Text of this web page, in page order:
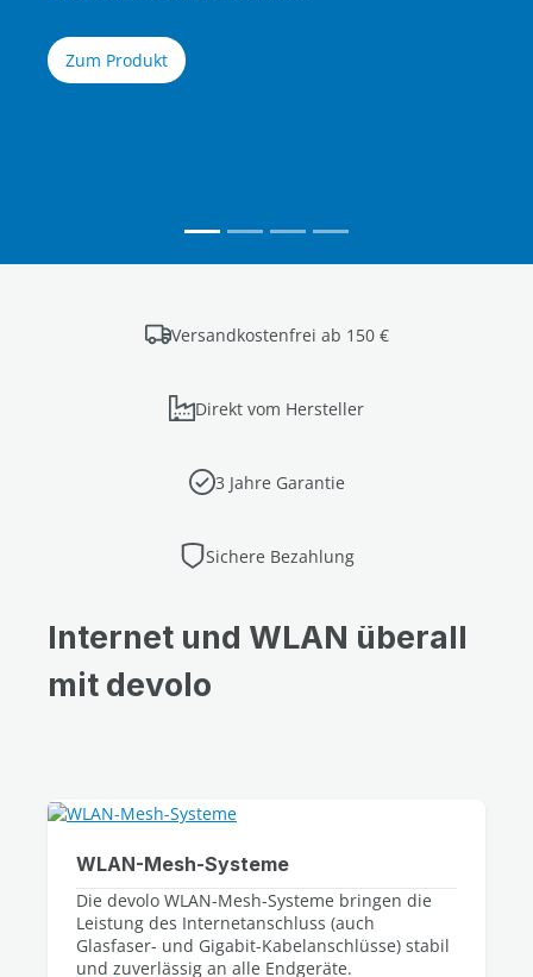
Zum Produkt
Versandkostenfrei ab 150 €
Direkt vom Hersteller
3 Jahre Garantie
Sichere Bezahlung
Internet und WLAN überall
mit devolo
WLAN-Mesh-Systeme
Die devolo WLAN-Mesh-Systeme bringen die
Leistung des Internetanschluss (auch
Glasfaser- und Gigabit-Kabelanschlüsse) stabil